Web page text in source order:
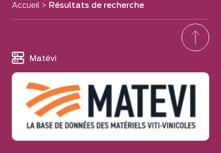
Accueil > Résultats de recherche
Matévi